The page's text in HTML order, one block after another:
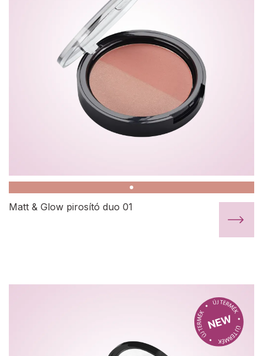
Matt & Glow pirosító duo 01